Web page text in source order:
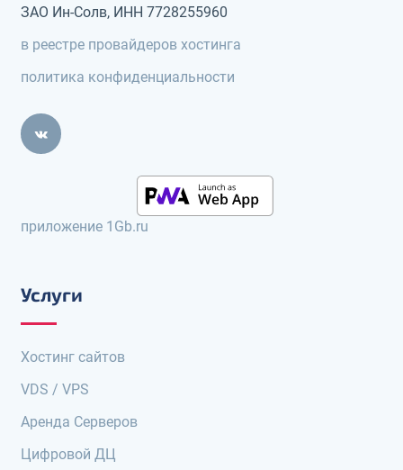
ЗАО Ин-Солв, ИНН 7728255960
в реестре провайдеров хостинга
политика конфиденциальности
приложение 1Gb.ru
Услуги
Хостинг сайтов
VDS / VPS
Аренда Серверов
Цифровой ДЦ